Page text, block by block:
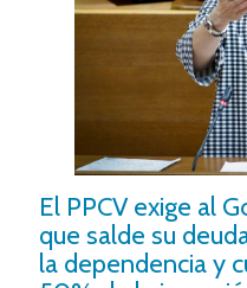
El PPCV exige al
que salde su
la dependencia y